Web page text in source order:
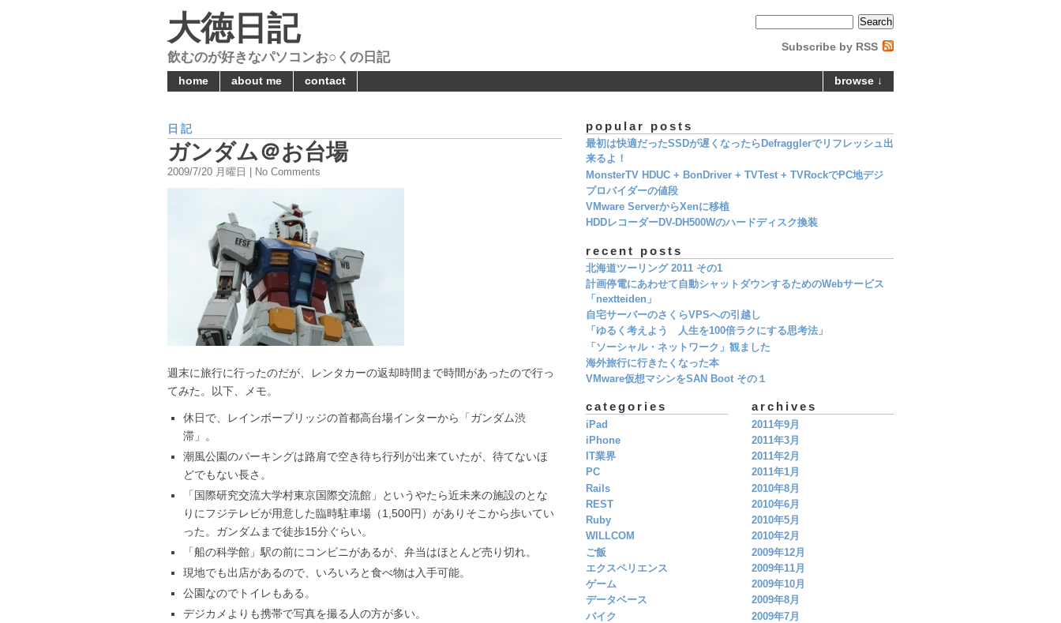
Subscribe by RSS
大徳日記
飲むのが好きなパソコンお○くの日記
home about me contact browse ↓
日記
ガンダム＠お台場
2009/7/20 月曜日 | No Comments
週末に旅行に行ったのだが、レンタカーの返却時間まで時間があったので行っ
てみた。以下、メモ。
休日で、レインボーブリッジの首都高台場インターから「ガンダム渋
滞」。
潮風公園のパーキングは路肩で空き待ち行列が出来ていたが、待てないほ
どでもない長さ。
「国際研究交流大学村東京国際交流館」というやたら近未来の施設のとな
りにフジテレビが用意した臨時駐車場（1,500円）がありそこから歩いてい
った。ガンダムまで徒歩15分ぐらい。
「船の科学館」駅の前にコンビニがあるが、弁当はほとんど売り切れ。
現地でも出店があるので、いろいろと食べ物は入手可能。
公園なのでトイレもある。
デジカメよりも携帯で写真を撮る人の方が多い。
popular posts
最初は快適だったSSDが遅くなったらDefragglerでリフレッシュ出
来るよ！
MonsterTV HDUC + BonDriver + TVTest + TVRockでPC地デジ
プロバイダーの値段
VMware ServerからXenに移植
HDDレコーダーDV-DH500Wのハードディスク換装
recent posts
北海道ツーリング 2011 その1
計画停電にあわせて自動シャットダウンするためのWebサービス
「nextteiden」
自宅サーバーのさくらVPSへの引越し
「ゆるく考えよう 人生を100倍ラクにする思考法」
「ソーシャル・ネットワーク」観ました
海外旅行に行きたくなった本
VMware仮想マシンをSAN Boot その１
archives
2011年9月
2011年3月
2011年2月
2011年1月
2010年8月
2010年6月
2010年5月
2010年2月
2009年12月
2009年11月
2009年10月
2009年8月
2009年7月
categories
iPad
iPhone
IT業界
PC
Rails
REST
Ruby
WILLCOM
ご飯
エクスペリエンス
ゲーム
データベース
バイク